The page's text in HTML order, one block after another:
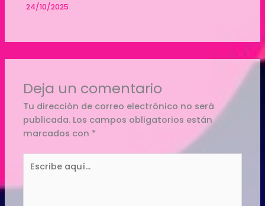
24/10/2025
Deja un comentario
Tu dirección de correo electrónico no será
publicada. Los campos obligatorios están
marcados con *
aquí...